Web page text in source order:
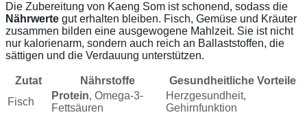
Die Zubereitung von Kaeng Som ist schonend, sodass die
Nährwerte gut erhalten bleiben. Fisch, Gemüse und Kräuter
zusammen bilden eine ausgewogene Mahlzeit. Sie ist nicht
nur kalorienarm, sondern auch reich an Ballaststoffen, die
sättigen und die Verdauung unterstützen.
Zutat Nährstoffe
Gesundheitliche Vorteile
Fisch
Protein, Omega-3-
Fettsäuren
Herzgesundheit,
Gehirnfunktion